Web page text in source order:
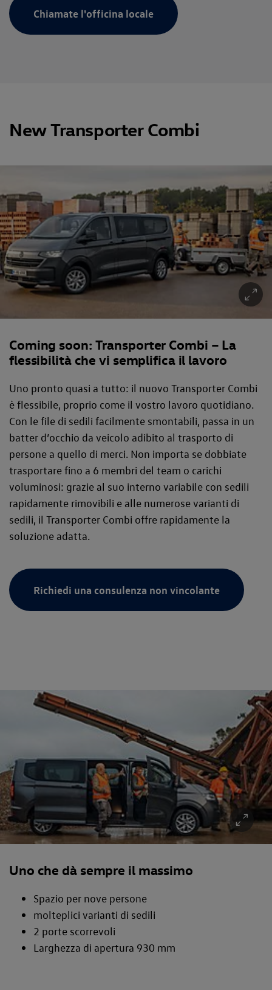
Chiamate l'officina locale
New Transporter Combi
Coming soon: Transporter Combi – La
flessibilità che vi semplifica il lavoro
Uno pronto quasi a tutto: il nuovo Transporter Combi
è flessibile, proprio come il vostro lavoro quotidiano.
Con le file di sedili facilmente smontabili, passa in un
batter d’occhio da veicolo adibito al trasporto di
persone a quello di merci. Non importa se dobbiate
trasportare fino a 6 membri del team o carichi
voluminosi: grazie al suo interno variabile con sedili
rapidamente rimovibili e alle numerose varianti di
sedili, il Transporter Combi offre rapidamente la
soluzione adatta.
Richiedi una consulenza non vincolante
Uno che dà sempre il massimo
Spazio per nove persone
molteplici varianti di sedili
2 porte scorrevoli
Larghezza di apertura 930 mm